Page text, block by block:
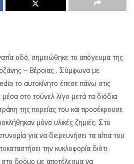
οδό, σημειώθηκε το απόγευμα της
– Βέροιας . Σύμφωνα με
το αυτοκίνητο έπεσε πάνω στις
μέσα στο τούνελ λίγο μετά τα διόδια
της πορείας του και προσέκρουσε
μόνο υλικές ζημιές. Στο
για να διερευνήσει τα αίτια του
την κυκλοφορία διότι
στο δρόμο με αποτέλεσμα να